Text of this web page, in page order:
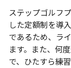
ステップゴルフ
した定額制を導
であるため、ラ
ます。また、何
で、ひたすら練